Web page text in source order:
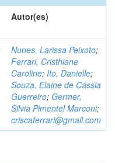
Autor(es)
Nunes, Larissa Peixoto;
Ferrari, Cristhiane
Caroline; Ito, Danielle;
Souza, Elaine de Cássia
Guerreiro; Germer,
Silvia Pimentel Marconi;
criscaferrari@gmail.com